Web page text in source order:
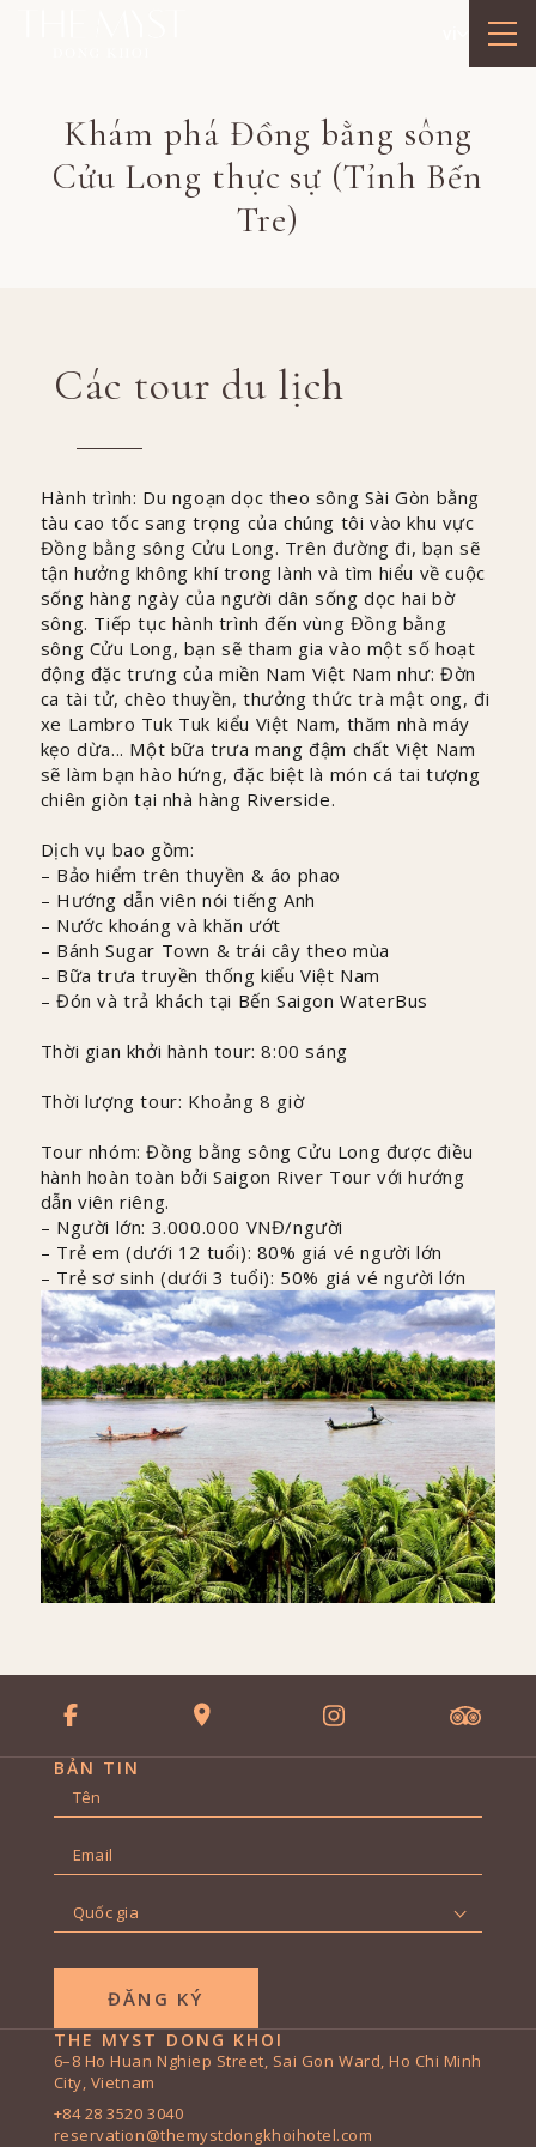
Khám phá Đồng bằng sông
Cửu Long thực sự (Tỉnh Bến
Tre)
Các tour du lịch
Hành trình: Du ngoạn dọc theo sông Sài Gòn bằng
tàu cao tốc sang trọng của chúng tôi vào khu vực
Đồng bằng sông Cửu Long. Trên đường đi, bạn sẽ
tận hưởng không khí trong lành và tìm hiểu về cuộc
sống hàng ngày của người dân sống dọc hai bờ
sông. Tiếp tục hành trình đến vùng Đồng bằng
sông Cửu Long, bạn sẽ tham gia vào một số hoạt
động đặc trưng của miền Nam Việt Nam như: Đờn
ca tài tử, chèo thuyền, thưởng thức trà mật ong, đi
xe Lambro Tuk Tuk kiểu Việt Nam, thăm nhà máy
kẹo dừa... Một bữa trưa mang đậm chất Việt Nam
sẽ làm bạn hào hứng, đặc biệt là món cá tai tượng
chiên giòn tại nhà hàng Riverside.
Dịch vụ bao gồm:
– Bảo hiểm trên thuyền & áo phao
– Hướng dẫn viên nói tiếng Anh
– Nước khoáng và khăn ướt
– Bánh Sugar Town & trái cây theo mùa
– Bữa trưa truyền thống kiểu Việt Nam
– Đón và trả khách tại Bến Saigon WaterBus
Thời gian khởi hành tour: 8:00 sáng
Thời lượng tour: Khoảng 8 giờ
Tour nhóm: Đồng bằng sông Cửu Long được điều
hành hoàn toàn bởi Saigon River Tour với hướng
dẫn viên riêng.
– Người lớn: 3.000.000 VNĐ/người
– Trẻ em (dưới 12 tuổi): 80% giá vé người lớn
– Trẻ sơ sinh (dưới 3 tuổi): 50% giá vé người lớn
THE MYST DONG KHOI
6–8 Ho Huan Nghiep Street, Sai Gon Ward, Ho Chi Minh
City, Vietnam
+84 28 3520 3040
reservation@themystdongkhoihotel.com
BẢN TIN
Tên*
Địa
chỉ
Quốc
gia*